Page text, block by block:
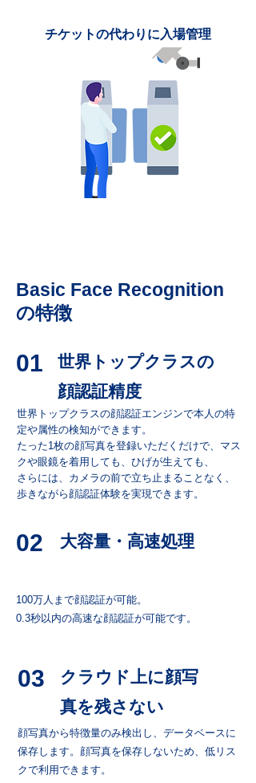
チケットの代わりに入場管理
Basic Face Recognition
の特徴
01
世界トップクラスの
顔認証精度
世界トップクラスの顔認証エンジンで本人の特
定や属性の検知ができます。
​たった1枚の顔写真を登録いただくだけで、マス
クや眼鏡を着用しても、ひげが生えても、
さらには、カメラの前で立ち止まることなく、
歩きながら顔認証体験を実現できます。
02 大容量・高速処理
100万人まで顔認証が可能。
0.3秒以内の高速な顔認証が可能です。
03 クラウド上に顔写
真を残さない
顔写真から特徴量のみ検出し、データベースに
保存します。顔写真を保存しないため、低リス
クで利用できます。